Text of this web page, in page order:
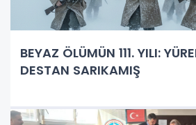
BEYAZ ÖLÜMÜN 111. YILI:
DESTAN SARIKAMIŞ